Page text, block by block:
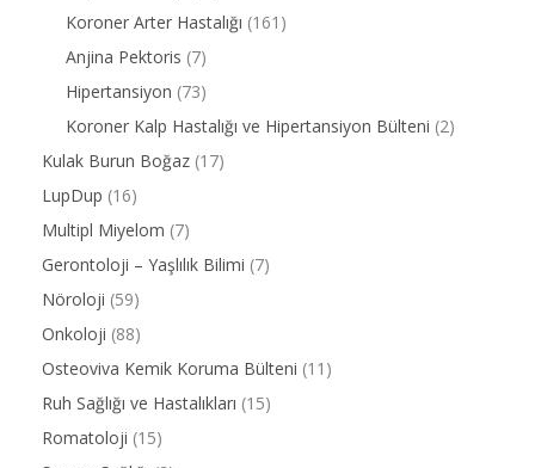
Koroner Arter Hastalığı (161)
Anjina Pektoris (7)
Hipertansiyon (73)
Koroner Kalp Hastalığı ve Hipertansiyon Bülteni (2)
Kulak Burun Boğaz (17)
LupDup (16)
Multipl Miyelom (7)
Gerontoloji – Yaşlılık Bilimi (7)
Nöroloji (59)
Onkoloji (88)
Osteoviva Kemik Koruma Bülteni (11)
Ruh Sağlığı ve Hastalıkları (15)
Romatoloji (15)